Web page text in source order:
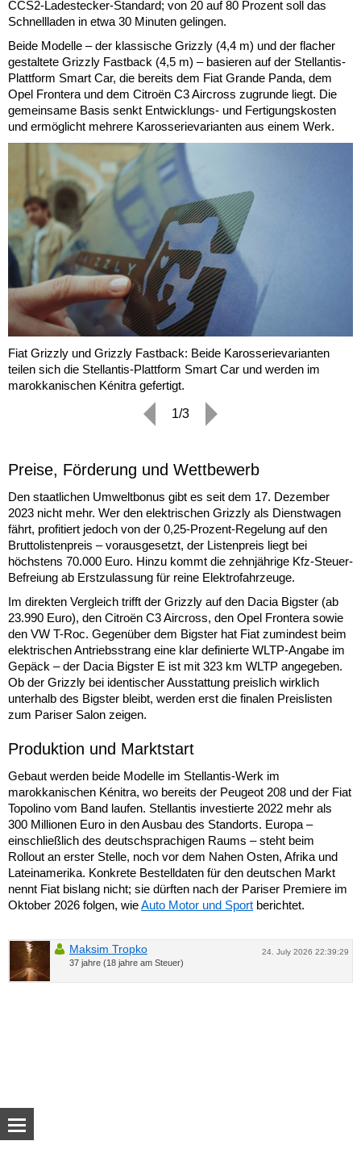
CCS2-Ladestecker-Standard; von 20 auf 80 Prozent soll das
Schnellladen in etwa 30 Minuten gelingen.
Beide Modelle – der klassische Grizzly (4,4 m) und der flacher
gestaltete Grizzly Fastback (4,5 m) – basieren auf der Stellantis-
Plattform Smart Car, die bereits dem Fiat Grande Panda, dem
Opel Frontera und dem Citroën C3 Aircross zugrunde liegt. Die
gemeinsame Basis senkt Entwicklungs- und Fertigungskosten
und ermöglicht mehrere Karosserievarianten aus einem Werk.
Fiat Grizzly und Grizzly Fastback: Beide Karosserievarianten
teilen sich die Stellantis-Plattform Smart Car und werden im
marokkanischen Kénitra gefertigt.
1/3
Preise, Förderung und Wettbewerb
Den staatlichen Umweltbonus gibt es seit dem 17. Dezember
2023 nicht mehr. Wer den elektrischen Grizzly als Dienstwagen
fährt, profitiert jedoch von der 0,25-Prozent-Regelung auf den
Bruttolistenpreis – vorausgesetzt, der Listenpreis liegt bei
höchstens 70.000 Euro. Hinzu kommt die zehnjährige Kfz-Steuer-
Befreiung ab Erstzulassung für reine Elektrofahrzeuge.
Im direkten Vergleich trifft der Grizzly auf den Dacia Bigster (ab
23.990 Euro), den Citroën C3 Aircross, den Opel Frontera sowie
den VW T-Roc. Gegenüber dem Bigster hat Fiat zumindest beim
elektrischen Antriebsstrang eine klar definierte WLTP-Angabe im
Gepäck – der Dacia Bigster E ist mit 323 km WLTP angegeben.
Ob der Grizzly bei identischer Ausstattung preislich wirklich
unterhalb des Bigster bleibt, werden erst die finalen Preislisten
zum Pariser Salon zeigen.
Produktion und Marktstart
Gebaut werden beide Modelle im Stellantis-Werk im
marokkanischen Kénitra, wo bereits der Peugeot 208 und der Fiat
Topolino vom Band laufen. Stellantis investierte 2022 mehr als
300 Millionen Euro in den Ausbau des Standorts. Europa –
einschließlich des deutschsprachigen Raums – steht beim
Rollout an erster Stelle, noch vor dem Nahen Osten, Afrika und
Lateinamerika. Konkrete Bestelldaten für den deutschen Markt
nennt Fiat bislang nicht; sie dürften nach der Pariser Premiere im
Oktober 2026 folgen, wieAuto Motor und Sport berichtet.
24. July 2026 22:39:29
Maksim Tropko
37 jahre (18 jahre am Steuer)